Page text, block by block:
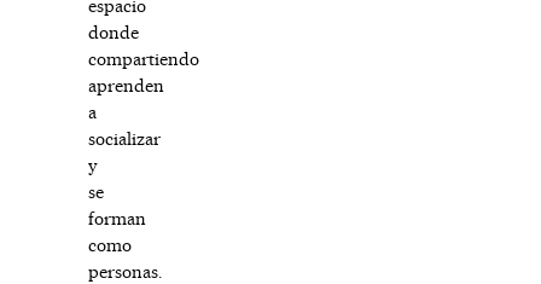
espacio
donde
compartiendo
aprenden
a
socializar
y
se
forman
como
personas.